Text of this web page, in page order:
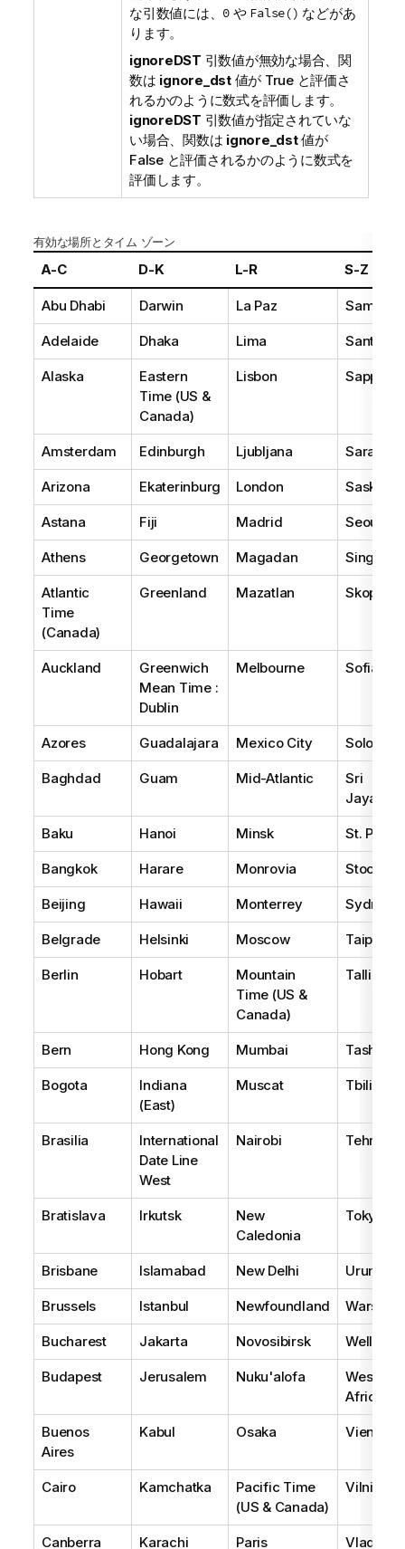
な引数値には、 0 や False() などがあ
ります。
ignoreDST 引数値が無効な場合、関
数は ignore_dst値が Trueと評価さ
れるかのように数式を評価します。
ignoreDST 引数値が指定されていな
い場合、関数は ignore_dst値が
Falseと評価されるかのように数式を
評価します。
有効な場所とタイム ゾーン
A-C D-K L-R S-Z
Abu Dhabi Darwin La Paz Samoa
Adelaide Dhaka Lima Santiago
Alaska
Eastern
Time (US &
Canada)
Lisbon Sapporo
Amsterdam Edinburgh Ljubljana Sarajevo
Arizona Ekaterinburg London
Astana Fiji Madrid Seoul
Athens Georgetown Magadan
Atlantic
Time
(Canada)
Greenland Mazatlan Skopje
Auckland
Greenwich
Mean Time :
Dublin
Melbourne Sofia
Azores Guadalajara Mexico City Solomon
Baghdad Guam Mid-Atlantic
Sri
Baku Hanoi Minsk St.
Bangkok Harare Monrovia
Beijing Hawaii Monterrey Sydney
Belgrade Helsinki Moscow Taipei
Berlin Hobart
Mountain
Time (US &
Canada)
Tallinn
Bern Hong Kong Mumbai Tashkent
Bogota
Indiana
(East)
Muscat Tbilisi
Brasilia
International
Date Line
West
Nairobi Tehran
Bratislava Irkutsk
New
Caledonia
Tokyo
Brisbane Islamabad New Delhi Urumqi
Brussels Istanbul Newfoundland Warsaw
Bucharest Jakarta Novosibirsk
Budapest Jerusalem Nuku'alofa
West
Africa
Buenos
Aires
Kabul Osaka Vienna
Cairo Kamchatka
Pacific Time
(US & Canada)
Vilnius
Canberra Karachi Paris